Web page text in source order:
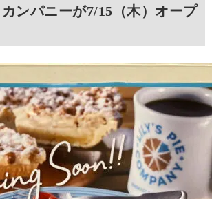
ンパニーが7/15（木）オープ